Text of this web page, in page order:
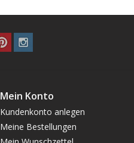
Mein Konto
Kundenkonto anlegen
Meine Bestellungen